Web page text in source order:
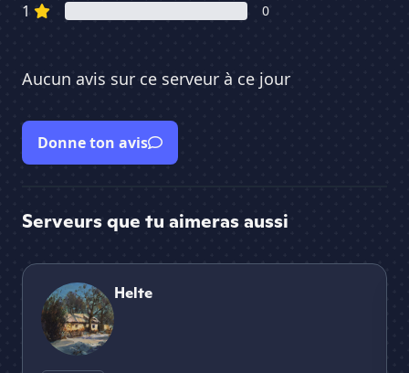
1 0
Aucun avis sur ce serveur à ce jour
Donne ton avis
Serveurs que tu aimeras aussi
Helte
Helte